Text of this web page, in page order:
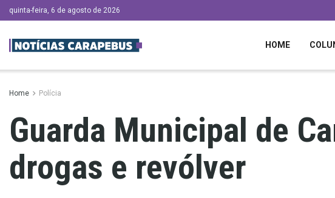
quinta-feira, 6 de agosto de 2026
HOME
Home Polícia
Guarda Municipal de
drogas e revólver